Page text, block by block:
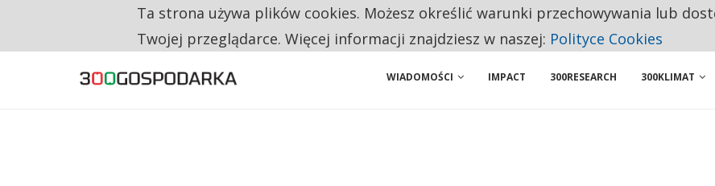
CO TRZECIĄ ZŁOTÓWKĘ Z EMERYTURY SENIORZY PRZEZNACZAJĄ NA PODSTAWOWE ZAKUPY
WIADOMOŚCI IMPACT 300RESEARCH 300KLIMAT
Ta strona używa plików cookies. Możesz określić warunki przechowywania lub
Twojej przeglądarce. Więcej informacji znajdziesz w naszej: Polityce Cookies